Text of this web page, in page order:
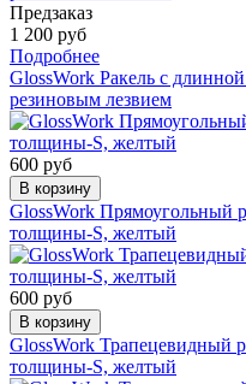
Предзаказ
1 200 руб
Подробнее
GlossWork Ракель с
резиновым лезвием
600 руб
В корзину
GlossWork Прямоугольный
толщины-S, желтый
600 руб
В корзину
GlossWork Трапецевидный
толщины-S, желтый